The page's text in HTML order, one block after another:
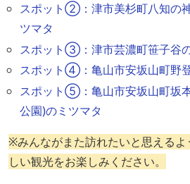
スポット②：津市美杉町八知の
ツマタ
スポット③：津市芸濃町笹子谷
スポット④：亀山市安坂山町野
スポット⑤：亀山市安坂山町坂
公園)のミツマタ
※みんながまた訪れたいと思える
しい観光をお楽しみください。